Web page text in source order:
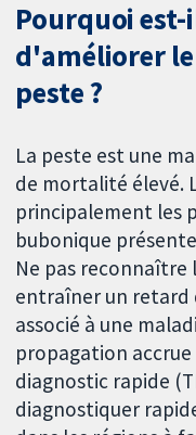
Pourquoi
d'améliorer
peste ?
La peste est une
de mortalité élevé.
principalement les
bubonique
Ne pas
entraîner un
associé à une
propagation
diagnostic rapide
diagnostiquer